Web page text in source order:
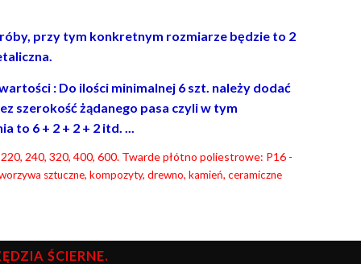
przy tym konkretnym rozmiarze będzie to 2
: Do ilości minimalnej 6 szt. należy dodać
szerokość żądanego pasa czyli w tym
to 6 + 2 + 2 + 2 itd. ...
240, 320, 400, 600. Twarde płótno poliestrowe: P16 -
sztuczne, kompozyty, drewno, kamień, ceramiczne
ŚCIERNE.